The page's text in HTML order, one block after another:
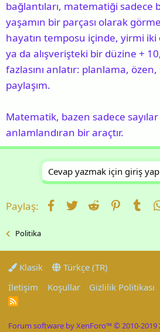
bağlantıları, matematiği sadece
yaşamın bir parçası olarak
hayatın temposu içinde, yirmi
ya da alışverişteki bir düzine +
fazlasını anlatır: planlama,
paylaşım.
Matematik, bazen sadece
anlamlandıran bir araçtır.
Cevap yazmak için giriş
Paylaş: Facebook
TwitterReddit
Politika
Klasik
Türkçe (TR)
İletişim
Koşullar Gizlilik Politikası
R
Forum software by XenForo™ © 2010-2019